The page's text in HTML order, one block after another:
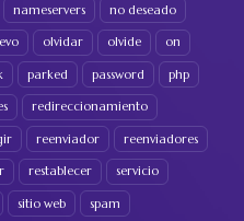
nameservers no deseado
olvidar olvide on
parked password php
redireccionamiento
reenviador reenviadores
restablecer servicio
sitio web spam